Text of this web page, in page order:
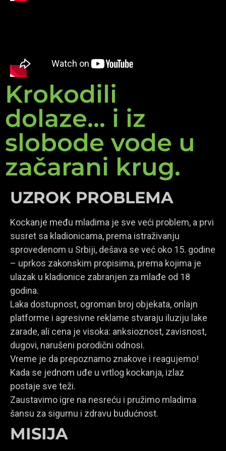
Krokodili
dolaze... i iz
slobode vode u
začarani krug.
UZROK PROBLEMA
Kockanje među mladima je sve veći problem, a prvi
susret sa kladionicama, prema istraživanju
sprovedenom u Srbiji, dešava se već oko 15. godine
– uprkos zakonskim propisima, prema kojima je
ulazak u kladionice zabranjen za mlađe od 18
godina.
Laka dostupnost, ogroman broj objekata, onlajn
platforme i agresivne reklame stvaraju iluziju lake
zarade, ali cena je visoka: anksioznost, zavisnost,
dugovi, narušeni porodični odnosi.
Vreme je da prepoznamo znakove i reagujemo!
Kada se jednom uđe u vrtlog kockanja, izlaz
postaje sve teži.
Zaustavimo igre na nesreću i pružimo mladima
šansu za sigurnu i zdravu budućnost.
MISIJA